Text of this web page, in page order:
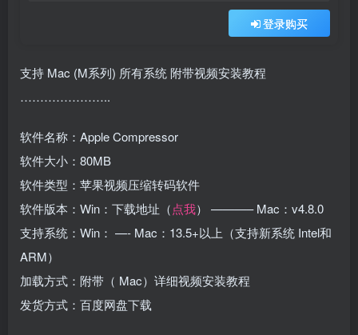
登录购买
支持 Mac (M系列) 所有系统 附带视频安装教程
…………………..
软件名称：Apple Compressor
软件大小：80MB
软件类型：苹果视频压缩转码软件
软件版本：Win：下载地址（点我） ———– Mac：v4.8.0
支持系统：Win： —- Mac：13.5+以上（支持新系统 Intel和
ARM）
加载方式：附带（ Mac）详细视频安装教程
发货方式：百度网盘下载